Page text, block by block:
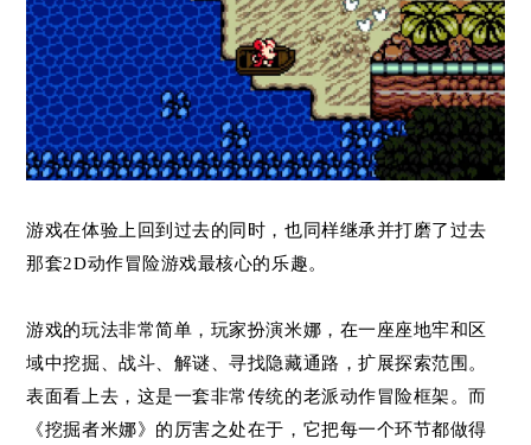
游戏在体验上回到过去的同时，也同样继承并打磨了过去
那套2D动作冒险游戏最核心的乐趣。
游戏的玩法非常简单，玩家扮演米娜，在一座座地牢和区
域中挖掘、战斗、解谜、寻找隐藏通路，扩展探索范围。
表面看上去，这是一套非常传统的老派动作冒险框架。而
《挖掘者米娜》的厉害之处在于，它把每一个环节都做得